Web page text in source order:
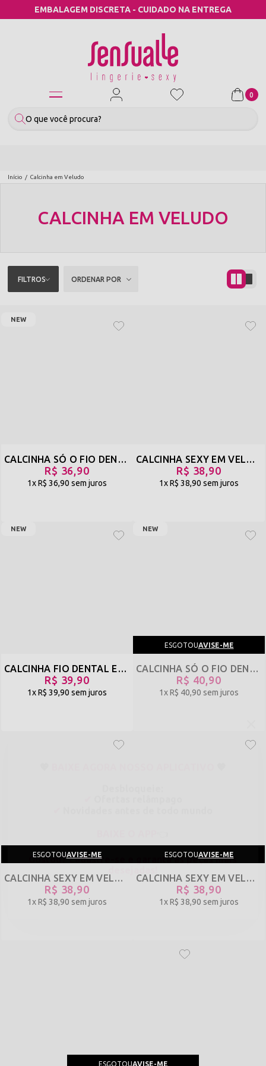
EMBALAGEM DISCRETA - CUIDADO NA ENTREGA
0
Início Calcinha em Veludo
CALCINHA EM VELUDO
FILTROS ORDENAR POR
NEW
CALCINHA SÓ O FIO DENTAL EM VELUDO COM LATERAL EM SILICONE - LAMBARI - PRETO - REF 2445
R$ 36,90
1xR$ 36,90 sem juros
CALCINHA SEXY EM VELUDO COM ZÍPER - TIRA A MÃO - AZUL - REF 523
R$ 38,90
1xR$ 38,90 sem juros
NEW
CALCINHA FIO DENTAL EM VELUDO ANIMAL PRINT COM REGULAGEM - VIRGEM - ONÇA - REF 2911
R$ 39,90
1xR$ 39,90 sem juros
NEW
ESGOTOUAVISE-ME
CALCINHA SÓ O FIO DENTAL EM VELUDO COM REGULAGEM - PANTERA - PRETO - REF 2466
R$ 40,90
1xR$ 40,90 sem juros
ESGOTOUAVISE-ME
CALCINHA SEXY EM VELUDO COM ZÍPER - TIRA A MÃO - VERMELHO - REF 524
R$ 38,90
1xR$ 38,90 sem juros
ESGOTOUAVISE-ME
CALCINHA SEXY EM VELUDO COM ZÍPER - TIRA A MÃO - PRETO - REF 522
R$ 38,90
1xR$ 38,90 sem juros
ESGOTOUAVISE-ME
BAIXE AGORA NOSSO APLICATIVO
MAIS DESEJADAS!